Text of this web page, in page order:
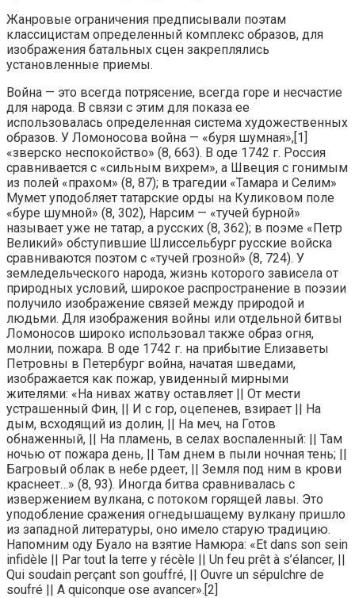
Жанровые ограничения предписывали поэтам
классицистам определенный комплекс образов, для
изображения батальных сцен закреплялись
установленные приемы.
Война — это всегда потрясение, всегда горе и несчастие
для народа. В связи с этим для показа ее
использовалась определенная система художественных
образов. У Ломоносова война — «буря шумная»,[1]
«зверско неспокойство» (8, 663). В оде 1742 г. Россия
сравнивается с «сильным вихрем», а Швеция с гонимым
из полей «прахом» (8, 87); в трагедии «Тамара и Селим»
Мумет уподобляет татарские орды на Куликовом поле
«буре шумной» (8, 302), Нарсим — «тучей бурной»
называет уже не татар, а русских (8, 362); в поэме «Петр
Великий» обступившие Шлиссельбург русские войска
сравниваются поэтом с «тучей грозной» (8, 724). У
земледельческого народа, жизнь которого зависела от
природных условий, широкое распространение в поэзии
получило изображение связей между природой и
людьми. Для изображения войны или отдельной битвы
Ломоносов широко использовал также образ огня,
молнии, пожара. В оде 1742 г. на прибытие Елизаветы
Петровны в Петербург война, начатая шведами,
изображается как пожар, увиденный мирными
жителями: «На нивах жатву оставляет || От мести
устрашенный Фин, || И с гор, оцепенев, взирает || На
дым, всходящий из долин, || На меч, на Готов
обнаженный, || На пламень, в селах воспаленный: || Там
ночью от пожара день, || Там днем в пыли ночная тень; ||
Багровый облак в небе рдеет, || Земля под ним в крови
краснеет…» (8, 93). Иногда битва сравнивалась с
извержением вулкана, с потоком горящей лавы. Это
уподобление сражения огнедышащему вулкану пришло
из западной литературы, оно имело старую традицию.
Напомним оду Буало на взятие Намюра: «Et dans son sein
infidèle || Par tout la terre y récèle || Un feu prêt à s’élancer, ||
Qui soudain perçant son gouffré, || Ouvre un sépulchre de
soufré || A quiconque ose avancer».[2]